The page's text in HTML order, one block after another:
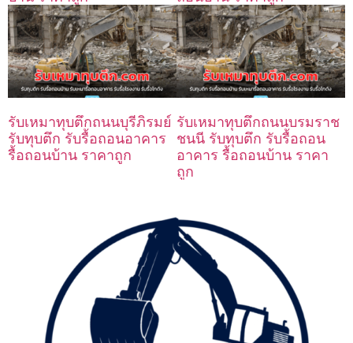
รับเหมาทุบตึกถนนบุรีภิรมย์
รับทุบตึก รับรื้อถอนอาคาร
รื้อถอนบ้าน ราคาถูก
รับเหมาทุบตึกถนนบรมราช
ชนนี รับทุบตึก รับรื้อถอน
อาคาร รื้อถอนบ้าน ราคา
ถูก